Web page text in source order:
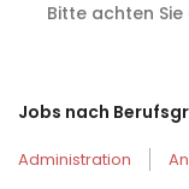
Bitte achten
Jobs nach
Administration